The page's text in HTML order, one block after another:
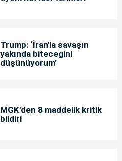
Trump: ‘İran'la savaşın
yakında biteceğini
düşünüyorum’
MGK'den 8 maddelik kritik
bildiri